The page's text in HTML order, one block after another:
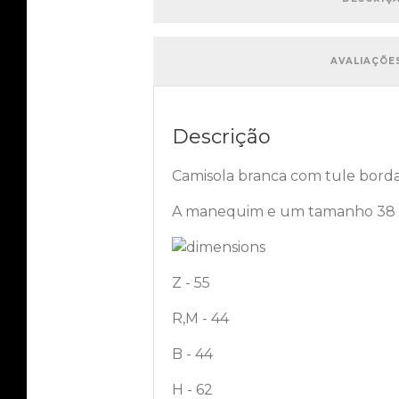
Descrição
Camisola branca com tule
A manequim e um tamanho 38
Z - 55
R,M - 44
B - 44
H - 62